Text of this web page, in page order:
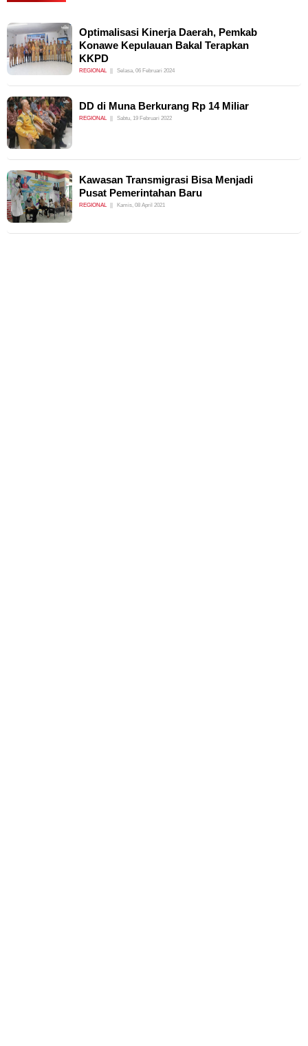
Optimalisasi Kinerja Daerah, Pemkab
Konawe Kepulauan Bakal Terapkan
KKPD
REGIONAL Selasa, 06 Februari 2024
DD di Muna Berkurang Rp 14 Miliar
REGIONAL Sabtu, 19 Februari 2022
Kawasan Transmigrasi Bisa Menjadi
Pusat Pemerintahan Baru
REGIONAL Kamis, 08 April 2021